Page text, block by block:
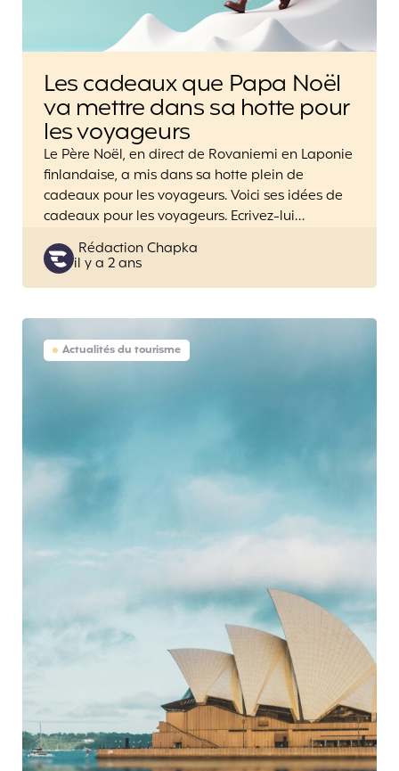
Les cadeaux que Papa Noël
va mettre dans sa hotte pour
les voyageurs
Le Père Noël, en direct de Rovaniemi en Laponie
finlandaise, a mis dans sa hotte plein de
cadeaux pour les voyageurs. Voici ses idées de
cadeaux pour les voyageurs. Ecrivez-lui…
Posted
by
Rédaction Chapka
il y a 2 ans
Actualités du tourisme